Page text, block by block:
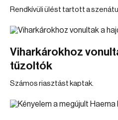
Rendkívüli ülést tartott a
Viharkárokhoz
tűzoltók
Számos riasztást kaptak.